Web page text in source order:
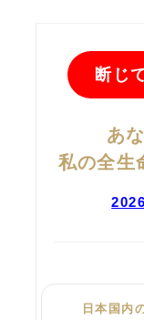
断じ
あ
私の全生
日本国内